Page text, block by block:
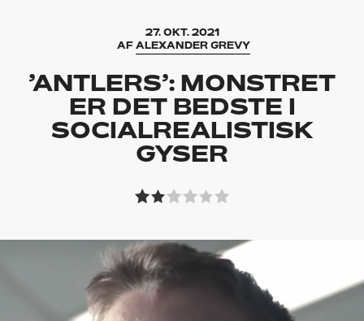
27. OKT. 2021
AFALEXANDER GREVY
’ANTLERS’: MONSTRET
ER DET BEDSTE I
SOCIALREALISTISK
GYSER